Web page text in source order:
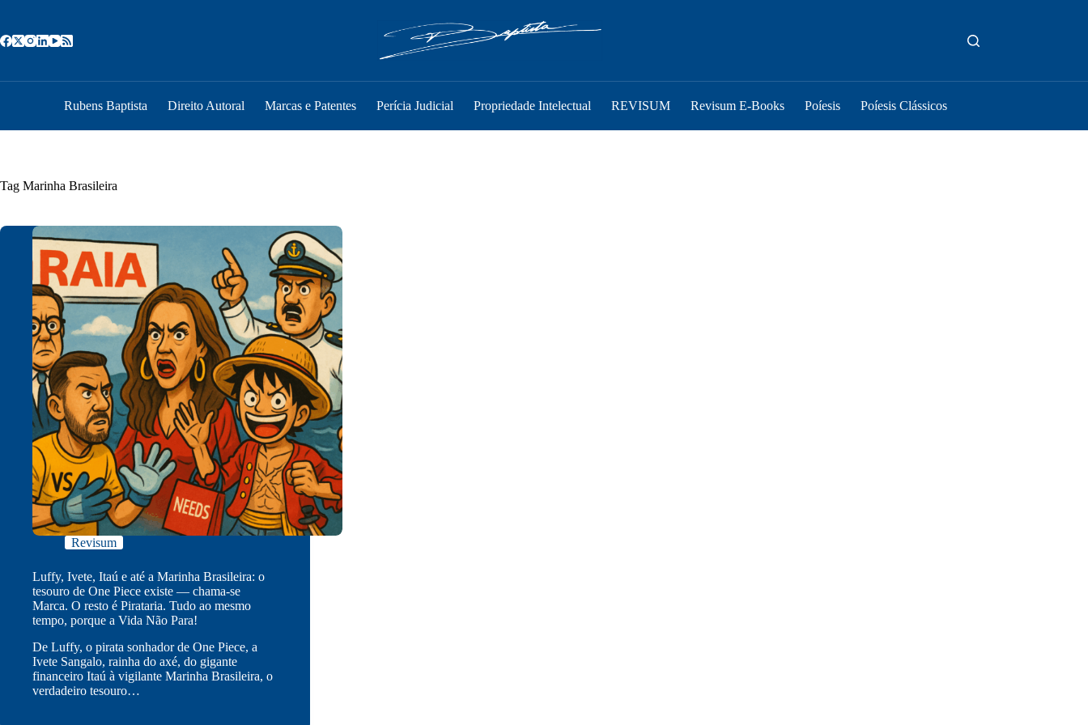
o
conteúdo
Rubens Baptista Direito Autoral Marcas e Patentes Perícia Judicial Propriedade Intelectual REVISUM Revisum E-Books Poíesis Poíesis Clássicos
Tag Marinha Brasileira
Revisum
Luffy, Ivete, Itaú e até a Marinha Brasileira: o
tesouro de One Piece existe — chama-se
Marca. O resto é Pirataria. Tudo ao mesmo
tempo, porque a Vida Não Para!
De Luffy, o pirata sonhador de One Piece, a
Ivete Sangalo, rainha do axé, do gigante
financeiro Itaú à vigilante Marinha Brasileira, o
verdadeiro tesouro…